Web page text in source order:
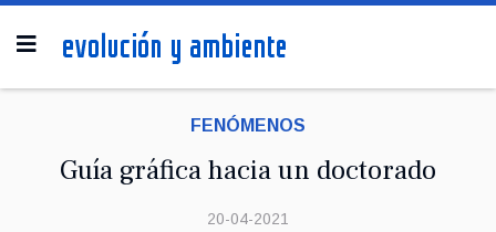
FENÓMENOS
Guía gráfica hacia un doctorado
20-04-2021